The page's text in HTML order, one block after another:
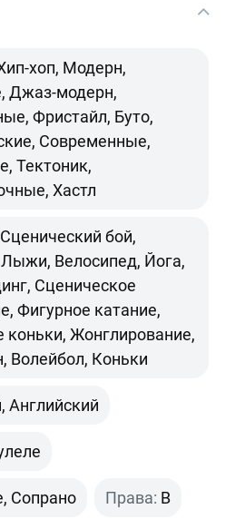
хоп, Модерн,
Джаз-модерн,
Фристайл, Буто,
Современные,
Тектоник,
Хастл
бой,
Велосипед, Йога,
Сценическое
Фигурное катание,
коньки, Жонглирование,
Волейбол, Коньки
Английский
Сопрано Права: B